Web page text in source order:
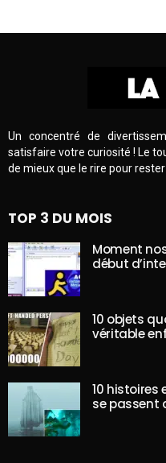
Un concentré de
satisfaire votre curiosité ! Le
de mieux que le rire pour
TOP 3 DU MOIS
Moment
début
10 objets
véritable
10
se passent